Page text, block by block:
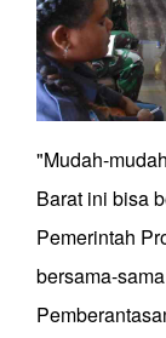
"Mudah-
Barat ini bisa
Pemerintah
bersama-